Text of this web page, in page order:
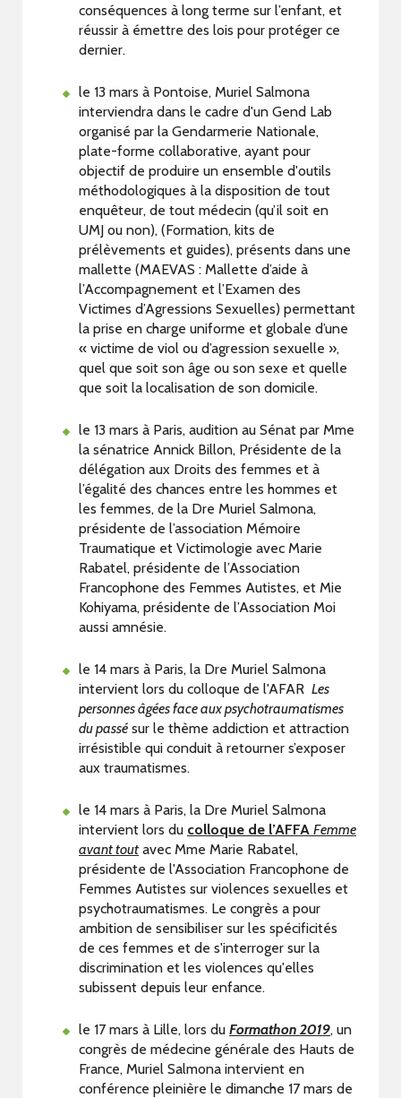
conséquences à long terme sur l’enfant, et
réussir à émettre des lois pour protéger ce
dernier.
le 13 mars à Pontoise, Muriel Salmona
interviendra dans le cadre d'un Gend Lab
organisé par la Gendarmerie Nationale,
plate-forme collaborative, ayant pour
objectif de produire un ensemble d'outils
méthodologiques à la disposition de tout
enquêteur, de tout médecin (qu’il soit en
UMJ ou non), (Formation, kits de
prélèvements et guides), présents dans une
mallette (MAEVAS : Mallette d’aide à
l’Accompagnement et l’Examen des
Victimes d’Agressions Sexuelles) permettant
la prise en charge uniforme et globale d’une
« victime de viol ou d’agression sexuelle »,
quel que soit son âge ou son sexe et quelle
que soit la localisation de son domicile.
le 13 mars à Paris, audition au Sénat par Mme
la sénatrice Annick Billon, Présidente de la
délégation aux Droits des femmes et à
l’égalité des chances entre les hommes et
les femmes, de la Dre Muriel Salmona,
présidente de l’association Mémoire
Traumatique et Victimologie avec Marie
Rabatel, présidente de l’Association
Francophone des Femmes Autistes, et Mie
Kohiyama, présidente de l’Association Moi
aussi amnésie.
le 14 mars à Paris, la Dre Muriel Salmona
intervient lors du colloque de l'AFAR Les
personnes âgées face aux psychotraumatismes
du passé sur le thème addiction et attraction
irrésistible qui conduit à retourner s’exposer
aux traumatismes.
le 14 mars à Paris, la Dre Muriel Salmona
intervient lors du colloque de l’AFFA Femme
avant tout avec Mme Marie Rabatel,
présidente de l'Association Francophone de
Femmes Autistes sur violences sexuelles et
psychotraumatismes. Le congrès a pour
ambition de sensibiliser sur les spécificités
de ces femmes et de s'interroger sur la
discrimination et les violences qu'elles
subissent depuis leur enfance.
le 17 mars à Lille, lors du Formathon 2019, un
congrès de médecine générale des Hauts de
France, Muriel Salmona intervient en
conférence pleinière le dimanche 17 mars de